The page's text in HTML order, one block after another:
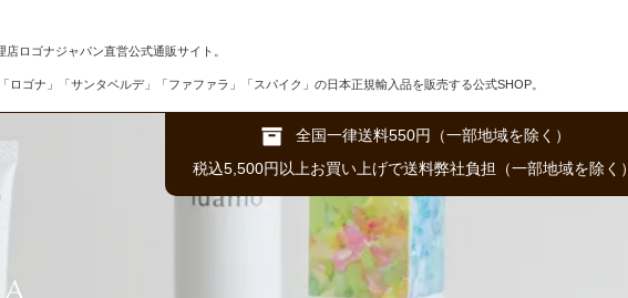
ロゴナジャパン直営公式通販サイト。
ロゴナ」「サンタベルデ」「ファファラ」「スパイク」の日本正規輸入品を販売する公式SHOP。
全国一律送料550円（一部地域を除く）
税込5,500円以上お買い上げで送料弊社負担（一部地域を除く）